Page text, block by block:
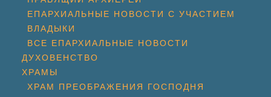
ЕПАРХИАЛЬНЫЕ НОВОСТИ С УЧАСТИЕМ
ВЛАДЫКИ
ВСЕ ЕПАРХИАЛЬНЫЕ НОВОСТИ
ДУХОВЕНСТВО
ХРАМЫ
ХРАМ ПРЕОБРАЖЕНИЯ ГОСПОДНЯ